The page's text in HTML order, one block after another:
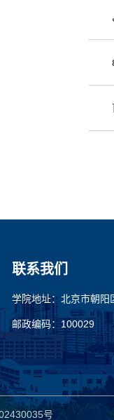
联系我们
学院地址：北京市朝阳
邮政编码：100029
号